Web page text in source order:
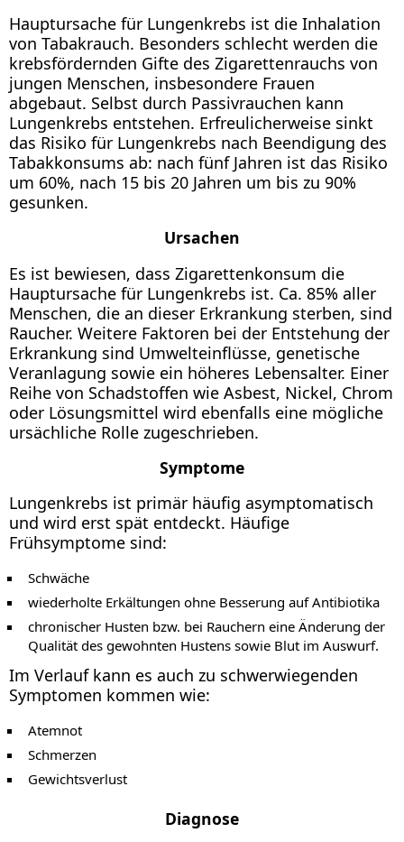
Hauptursache für Lungenkrebs ist die Inhalation
von Tabakrauch. Besonders schlecht werden die
krebsfördernden Gifte des Zigarettenrauchs von
jungen Menschen, insbesondere Frauen
abgebaut. Selbst durch Passivrauchen kann
Lungenkrebs entstehen. Erfreulicherweise sinkt
das Risiko für Lungenkrebs nach Beendigung des
Tabakkonsums ab: nach fünf Jahren ist das Risiko
um 60%, nach 15 bis 20 Jahren um bis zu 90%
gesunken.
Ursachen
Es ist bewiesen, dass Zigarettenkonsum die
Hauptursache für Lungenkrebs ist. Ca. 85% aller
Menschen, die an dieser Erkrankung sterben, sind
Raucher. Weitere Faktoren bei der Entstehung der
Erkrankung sind Umwelteinflüsse, genetische
Veranlagung sowie ein höheres Lebensalter. Einer
Reihe von Schadstoffen wie Asbest, Nickel, Chrom
oder Lösungsmittel wird ebenfalls eine mögliche
ursächliche Rolle zugeschrieben.
Symptome
Lungenkrebs ist primär häufig asymptomatisch
und wird erst spät entdeckt. Häufige
Frühsymptome sind:
Schwäche
wiederholte Erkältungen ohne Besserung auf Antibiotika
chronischer Husten bzw. bei Rauchern eine Änderung der
Qualität des gewohnten Hustens sowie Blut im Auswurf.
Im Verlauf kann es auch zu schwerwiegenden
Symptomen kommen wie:
Atemnot
Schmerzen
Gewichtsverlust
Diagnose